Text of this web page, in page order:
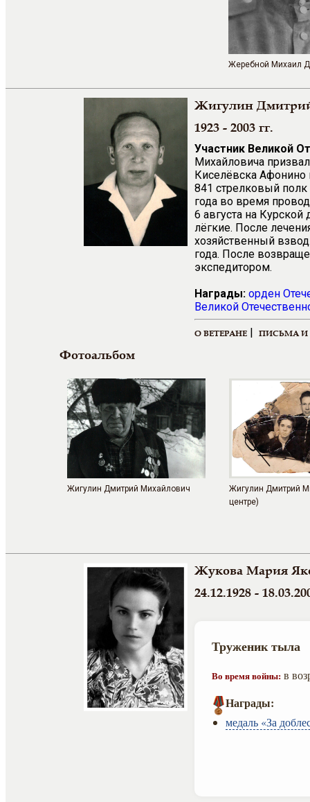
Жеребной Михаил
Жигулин
1923 - 2003 гг.
Участник Великой
Михайловича
Киселёвска Афонино
841 стрелковый
года во время
6 августа на
лёгкие. После
хозяйственный
года. После
экспедитором.
Награды: орден
Великой
О ВЕТЕРАНЕ | ПИСЬМА И
Фотоальбом
Жигулин Дмитрий Михайлович
Жигулин Дмитрий
центре)
Жукова Мария
24.12.1928 -
Труженик тыла
Во время войны: в
Награды:
медаль «За